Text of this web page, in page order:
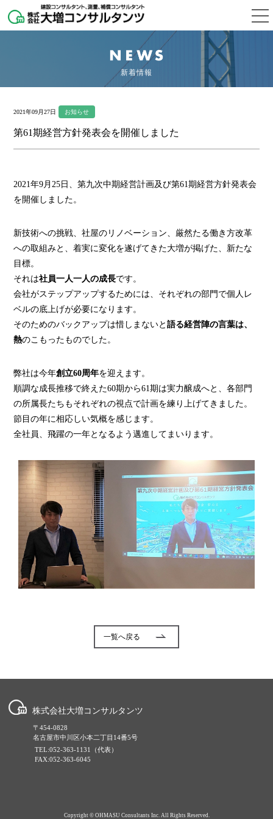
新着情報
2021年09月27日 お知らせ
第61期経営方針発表会を開催しました
2021年9月25日、第九次中期経営計画及び第61期経営方針発表会
を開催しました。
新技術への挑戦、社屋のリノベーション、厳然たる働き方改革
への取組みと、着実に変化を遂げてきた大増が掲げた、新たな
目標。
それは社員一人一人の成長です。
会社がステップアップするためには、それぞれの部門で個人レ
ベルの底上げが必要になります。
そのためのバックアップは惜しまないと語る経営陣の言葉は、
熱のこもったものでした。
弊社は今年創立60周年を迎えます。
順調な成長推移で終えた60期から61期は実力醸成へと、各部門
の所属長たちもそれぞれの視点で計画を練り上げてきました。
節目の年に相応しい気概を感じます。
全社員、飛躍の一年となるよう邁進してまいります。
一覧へ戻る
株式会社大増コンサルタンツ
〒454-0828
名古屋市中川区小本二丁目14番5号
TEL:052-363-1131（代表）
FAX:052-363-6045
Copyright © OHMASU Consultants Inc. All Rights Reserved.